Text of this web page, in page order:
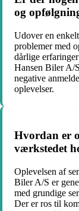
og
Udover en
problemer med
dårlige
Hansen Biler A/
negative
oplevelser.
Hvordan er
værkstedet
Oplevelsen af
Biler A/S er
med grundige
Der er ros til